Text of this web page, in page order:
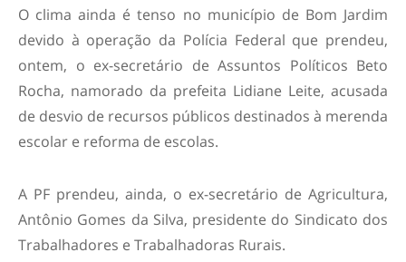
O clima ainda é tenso no município de Bom Jardim
devido à operação da Polícia Federal que prendeu,
ontem, o ex-secretário de Assuntos Políticos Beto
Rocha, namorado da prefeita Lidiane Leite, acusada
de desvio de recursos públicos destinados à merenda
escolar e reforma de escolas.
A PF prendeu, ainda, o ex-secretário de Agricultura,
Antônio Gomes da Silva, presidente do Sindicato dos
Trabalhadores e Trabalhadoras Rurais.